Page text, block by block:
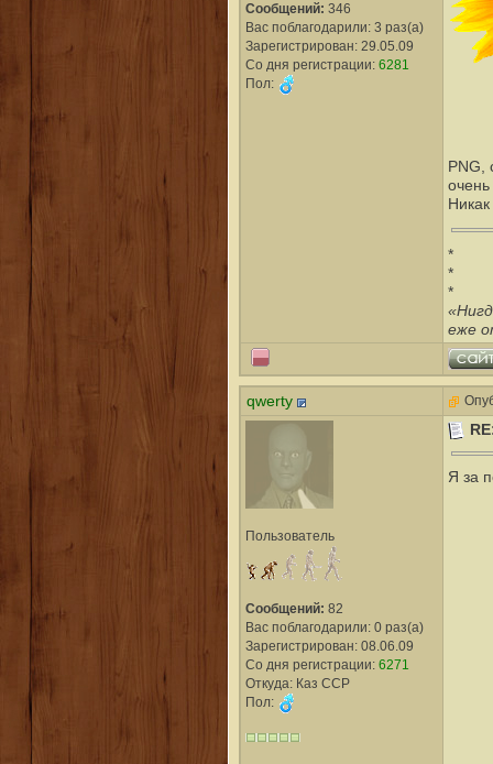
Сообщений: 346
Вас поблагодарили: 3 раз(а)
Зарегистрирован: 29.05.09
Со дня регистрации: 6281
Пол:
PNG,
*
*
*
еже
qwerty
Пользователь
Сообщений: 82
Вас поблагодарили: 0 раз(а)
Зарегистрирован: 08.06.09
Со дня регистрации: 6271
Откуда: Каз ССР
Пол:
Я за